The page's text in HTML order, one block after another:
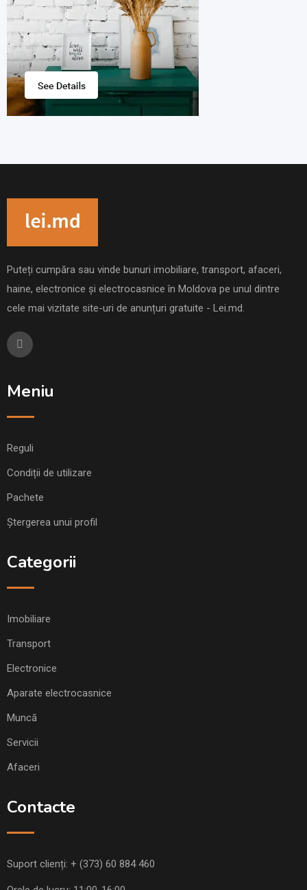
Puteți cumpăra sau vinde bunuri imobiliare, transport, afaceri,
haine, electronice și electrocasnice în Moldova pe unul dintre
cele mai vizitate site-uri de anunțuri gratuite - Lei.md.
Meniu
Reguli
Condiții de utilizare
Pachete
Ștergerea unui profil
Categorii
Imobiliare
Transport
Electronice
Aparate electrocasnice
Muncă
Servicii
Afaceri
Contacte
Suport clienți: + (373) 60 884 460